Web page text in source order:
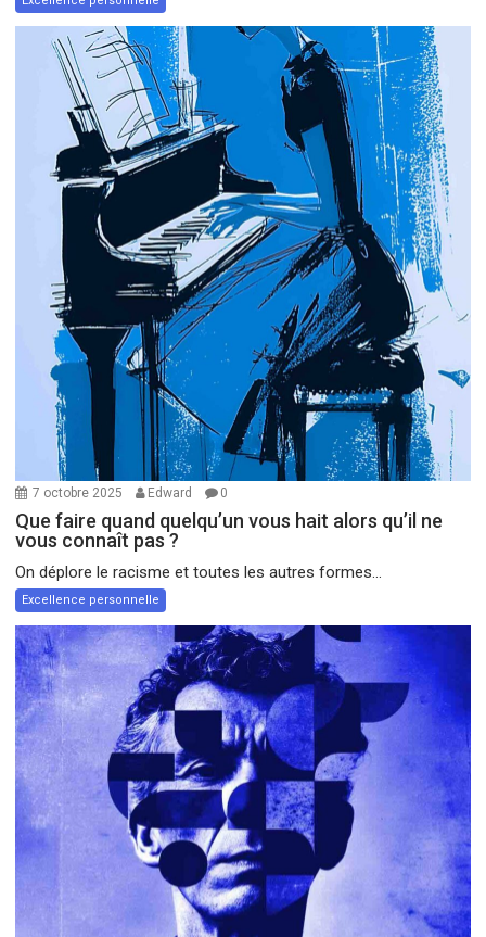
7 octobre 2025 Edward 0
Que faire quand quelqu’un vous hait alors qu’il ne
vous connaît pas ?
On déplore le racisme et toutes les autres formes...
Excellence personnelle